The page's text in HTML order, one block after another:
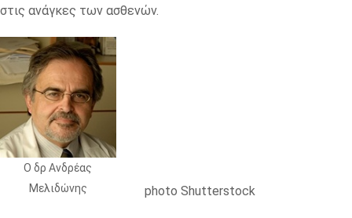
στις ανάγκες των ασθενών.
O δρ Ανδρέας
Μελιδώνης
photo Shutterstock